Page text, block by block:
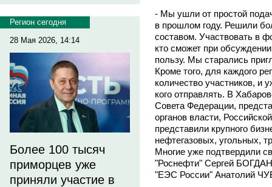
Регион сегодня
28 Мая 2026, 14:14
Более 100 тысяч
приморцев уже
приняли участие в
- Мы ушли от простой
в прошлом году. Решили
составом. Участвовать в
кто сможет при
пользу. Мы старались
Кроме того, для каждого
количество участников, и
кого отправлять. В
Совета Федерации,
органов власти,
представили крупного
нефтегазовых, угольных,
Многие уже подтвердили
"Роснефти" Сергей
"ЕЭС России" Анатолий